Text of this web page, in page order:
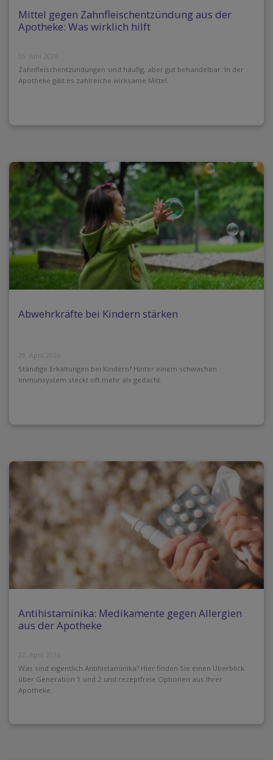
Mittel gegen Zahnfleischentzündung aus der
Apotheke: Was wirklich hilft
05. Juni 2026
Zahnfleischentzündungen sind häufig, aber gut behandelbar. In der
Apotheke gibt es zahlreiche wirksame Mittel.
Abwehrkräfte bei Kindern stärken
29. April 2026
Ständige Erkältungen bei Kindern? Hinter einem schwachen
Immunsystem steckt oft mehr als gedacht.
Antihistaminika: Medikamente gegen Allergien
aus der Apotheke
22. April 2026
Was sind eigentlich Antihistaminika? Hier finden Sie einen Überblick
über Generation 1 und 2 und rezeptfreie Optionen aus Ihrer
Apotheke.